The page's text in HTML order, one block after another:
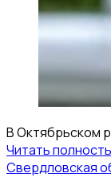
В Октябрьском
Читать
Свердловская